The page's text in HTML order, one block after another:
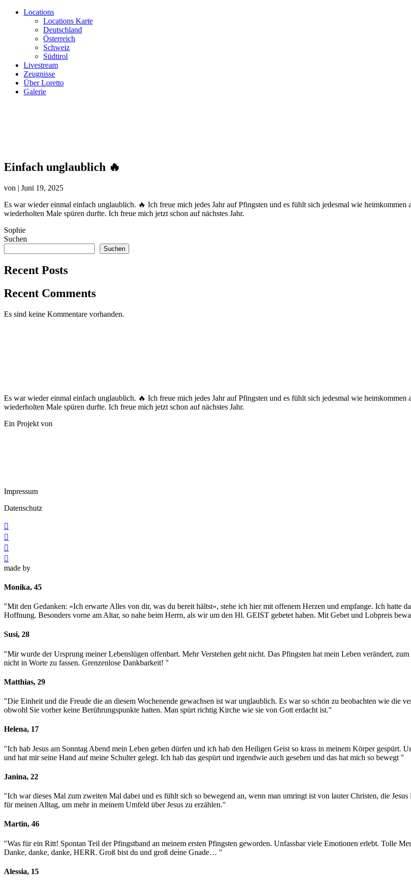
Locations
Locations Karte
Deutschland
Österreich
Schweiz
Südtirol
Livestream
Zeugnisse
Über Loretto
Galerie
Einfach unglaublich 🔥
von | Juni 19, 2025
Es war wieder einmal einfach unglaublich. 🔥 Ich freue mich jedes Jahr auf Pfingsten und es fühlt sich jedesmal wie
wiederholten Male spüren durfte. Ich freue mich jetzt schon auf nächstes Jahr.
Sophie
Suchen
Suchen
Recent Posts
Recent Comments
Es sind keine Kommentare vorhanden.
Es war wieder einmal einfach unglaublich. 🔥 Ich freue mich jedes Jahr auf Pfingsten und es fühlt sich jedesmal wie
wiederholten Male spüren durfte. Ich freue mich jetzt schon auf nächstes Jahr.
Ein Projekt von
Impressum
Datenschutz




made by
Monika, 45
"Mit den Gedanken: »Ich erwarte Alles von dir, was du bereit hältst«, stehe ich hier mit offenem Herzen und empfange. Ich hatte
Hoffnung. Besonders vorne am Altar, so nahe beim Herrn, als wir um den Hl. GEIST gebetet haben. Mit Gebet und Lobpreis
Susi, 28
"Mir wurde der Ursprung meiner Lebenslügen offenbart. Mehr Verstehen geht nicht. Das Pfingsten hat mein Leben verändert,
nicht in Worte zu fassen. Grenzenlose Dankbarkeit! "
Matthias, 29
"Die Einheit und die Freude die an diesem Wochenende gewachsen ist war unglaublich. Es war so schön zu beobachten wie die
obwohl Sie vorher keine Berührungspunkte hatten. Man spürt richtig Kirche wie sie von Gott erdacht ist."
Helena, 17
"Ich hab Jesus am Sonntag Abend mein Leben geben dürfen und ich hab den Heiligen Geist so krass in meinem Körper gespürt.
und hat mir seine Hand auf meine Schulter gelegt. Ich hab das gespürt und irgendwie auch gesehen und das hat mich so bewegt "
Janina, 22
"Ich war dieses Mal zum zweiten Mal dabei und es fühlt sich so bewegend an, wenn man umringt ist von lauter Christen, die
für meinen Alltag, um mehr in meinem Umfeld über Jesus zu erzählen."
Martin, 46
"Was für ein Ritt! Spontan Teil der Pfingstband an meinem ersten Pfingsten geworden. Unfassbar viele Emotionen erlebt. Tolle
Danke, danke, danke, HERR. Groß bist du und groß deine Gnade… "
Alessia, 15